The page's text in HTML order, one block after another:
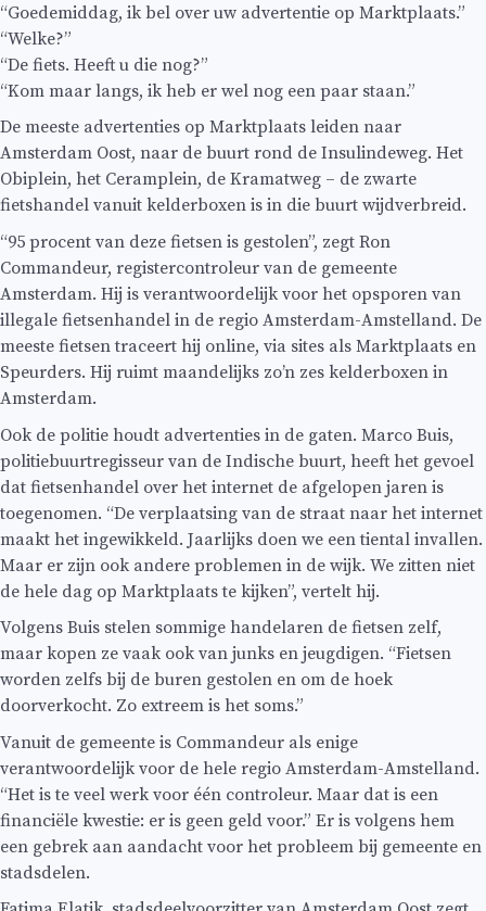
“Goedemiddag, ik bel over uw advertentie op Marktplaats.”
“Welke?”
“De fiets. Heeft u die nog?”
“Kom maar langs, ik heb er wel nog een paar staan.”
De meeste advertenties op Marktplaats leiden naar
Amsterdam Oost, naar de buurt rond de Insulindeweg. Het
Obiplein, het Ceramplein, de Kramatweg – de zwarte
fietshandel vanuit kelderboxen is in die buurt wijdverbreid.
“95 procent van deze fietsen is gestolen”, zegt Ron
Commandeur, registercontroleur van de gemeente
Amsterdam. Hij is verantwoordelijk voor het opsporen van
illegale fietsenhandel in de regio Amsterdam-Amstelland. De
meeste fietsen traceert hij online, via sites als Marktplaats en
Speurders. Hij ruimt maandelijks zo’n zes kelderboxen in
Amsterdam.
Ook de politie houdt advertenties in de gaten. Marco Buis,
politiebuurtregisseur van de Indische buurt, heeft het gevoel
dat fietsenhandel over het internet de afgelopen jaren is
toegenomen. “De verplaatsing van de straat naar het internet
maakt het ingewikkeld. Jaarlijks doen we een tiental invallen.
Maar er zijn ook andere problemen in de wijk. We zitten niet
de hele dag op Marktplaats te kijken”, vertelt hij.
Volgens Buis stelen sommige handelaren de fietsen zelf,
maar kopen ze vaak ook van junks en jeugdigen. “Fietsen
worden zelfs bij de buren gestolen en om de hoek
doorverkocht. Zo extreem is het soms.”
Vanuit de gemeente is Commandeur als enige
verantwoordelijk voor de hele regio Amsterdam-Amstelland.
“Het is te veel werk voor één controleur. Maar dat is een
financiële kwestie: er is geen geld voor.” Er is volgens hem
een gebrek aan aandacht voor het probleem bij gemeente en
stadsdelen.